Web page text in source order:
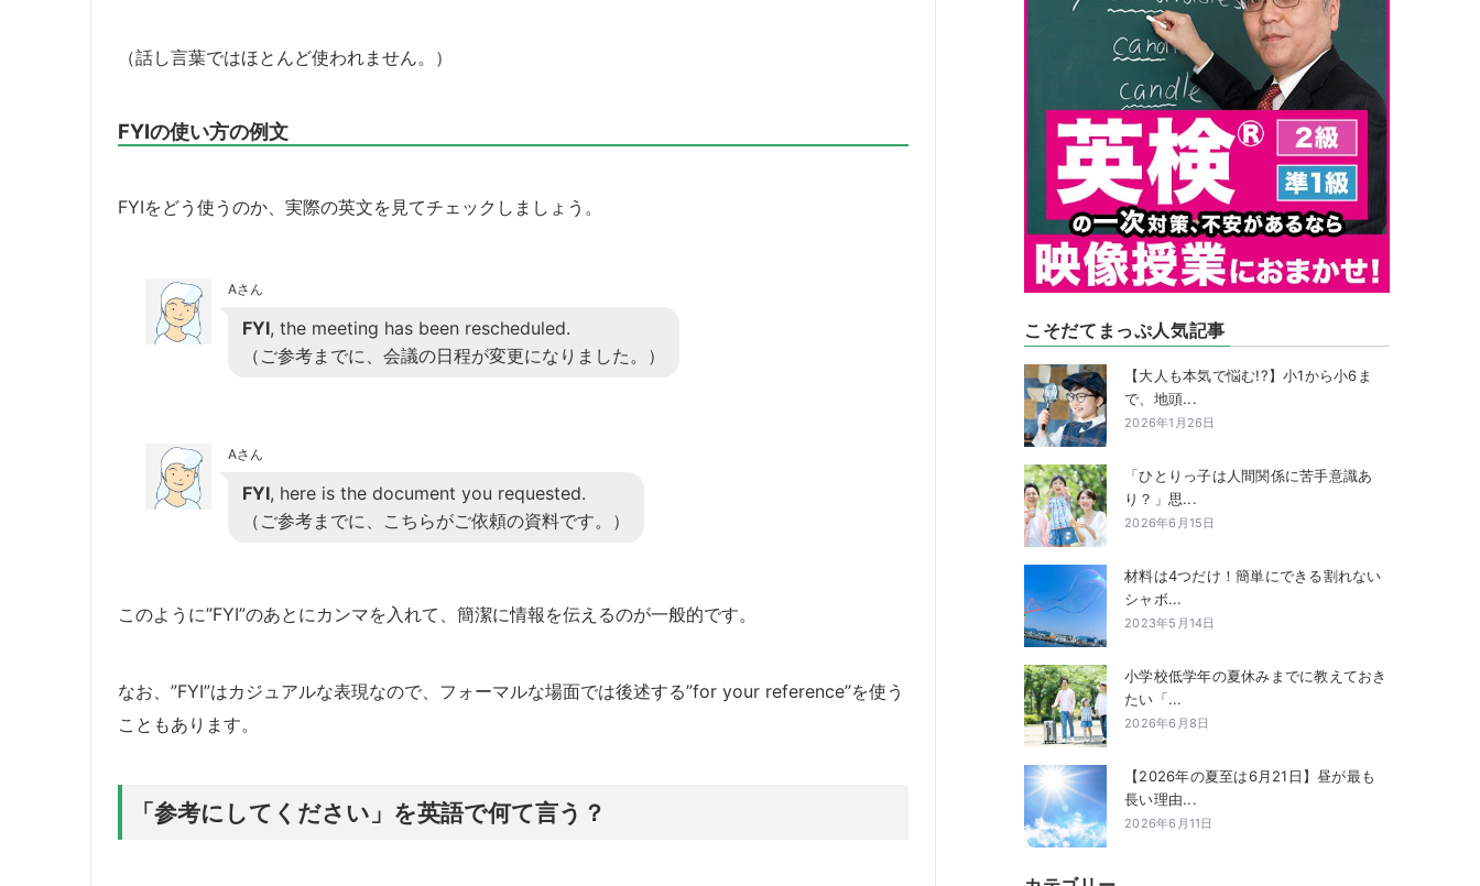
（話し言葉ではほとんど使われません。）
FYIの使い方の例文
FYIをどう使うのか、実際の英文を見てチェックしましょう。
Aさん
FYI, the meeting has been rescheduled.
（ご参考までに、会議の日程が変更になりました。）
Aさん
FYI, here is the document you requested.
（ご参考までに、こちらがご依頼の資料です。）
このように”FYI”のあとにカンマを入れて、簡潔に情報を伝えるのが一般的です。
なお、”FYI”はカジュアルな表現なので、フォーマルな場面では後述する”for your reference”を使う
こともあります。
「参考にしてください」を英語で何て言う？
こそだてまっぷ人気記事
【大人も本気で悩む!?】小1から小6ま
で、地頭...
2026年1月26日
「ひとりっ子は人間関係に苦手意識あ
り？」思...
2026年6月15日
材料は4つだけ！簡単にできる割れない
シャボ...
2023年5月14日
小学校低学年の夏休みまでに教えておき
たい「...
2026年6月8日
【2026年の夏至は6月21日】昼が最も
長い理由...
2026年6月11日